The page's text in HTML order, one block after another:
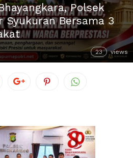
Polsek
Syukuran Bersama 3
23 views